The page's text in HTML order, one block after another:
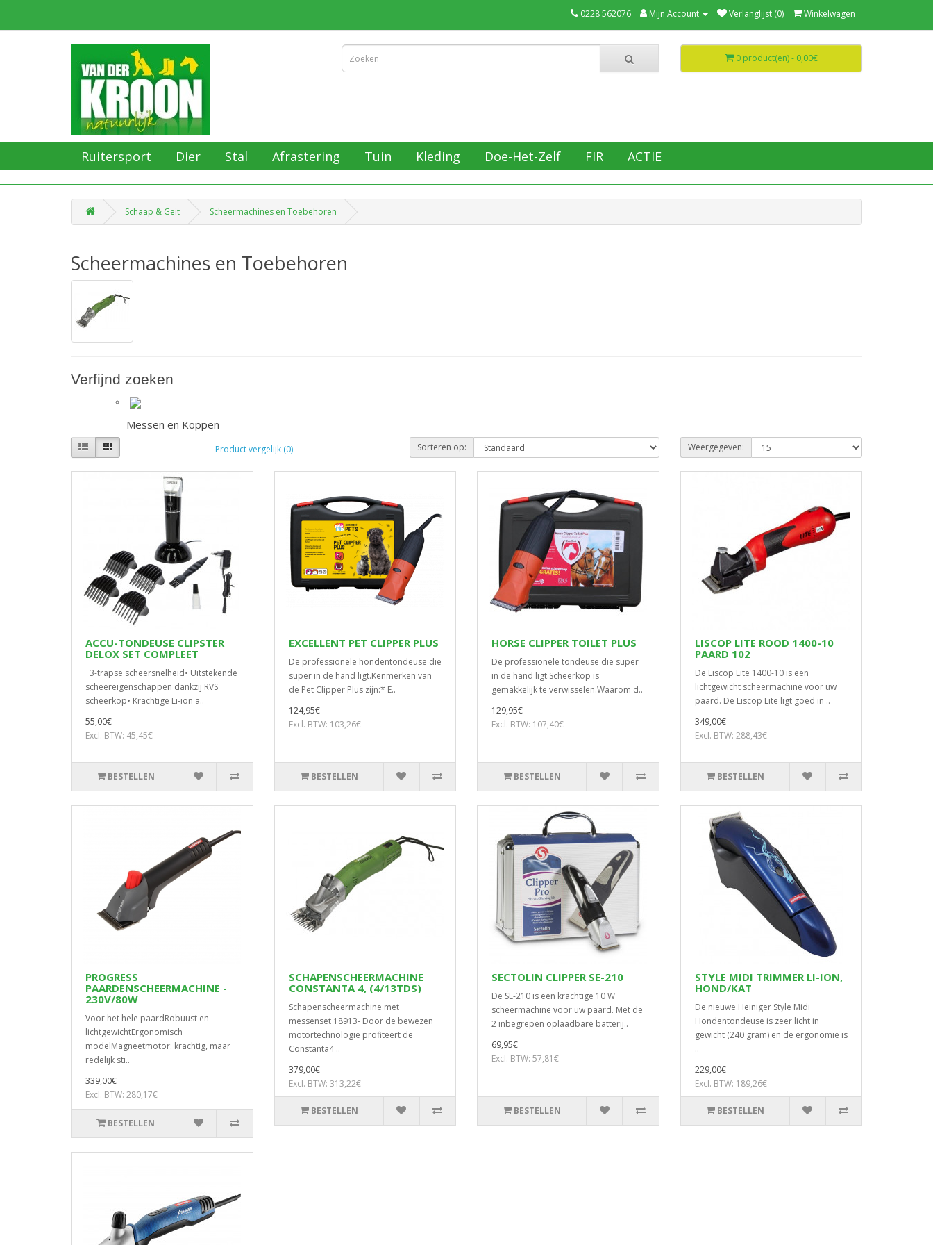
0228 562076 Mijn Account Verlanglijst (0) Winkelwagen
0 product(en) - 0,00€
Ruitersport Dier Stal Afrastering Tuin Kleding Doe-Het-Zelf FIR ACTIE
Schaap & Geit Scheermachines en Toebehoren
Scheermachines en Toebehoren
Verfijnd zoeken
Messen en Koppen
Product vergelijk (0) Sorteren op: Weergegeven:
ACCU-TONDEUSE CLIPSTER
DELOX SET COMPLEET
3-trapse scheersnelheid• Uitstekende
scheereigenschappen dankzij RVS
scheerkop• Krachtige Li-ion a..
55,00€
Excl. BTW: 45,45€
BESTELLEN
EXCELLENT PET CLIPPER PLUS
De professionele hondentondeuse die
super in de hand ligt.Kenmerken van
de Pet Clipper Plus zijn:* E..
124,95€
Excl. BTW: 103,26€
BESTELLEN
HORSE CLIPPER TOILET PLUS
De professionele tondeuse die super
in de hand ligt.Scheerkop is
gemakkelijk te verwisselen.Waarom d..
129,95€
Excl. BTW: 107,40€
BESTELLEN
LISCOP LITE ROOD 1400-10
PAARD 102
De Liscop Lite 1400-10 is een
lichtgewicht scheermachine voor uw
paard. De Liscop Lite ligt goed in ..
349,00€
Excl. BTW: 288,43€
BESTELLEN
PROGRESS
PAARDENSCHEERMACHINE -
230V/80W
Voor het hele paardRobuust en
lichtgewichtErgonomisch
modelMagneetmotor: krachtig, maar
redelijk sti..
339,00€
Excl. BTW: 280,17€
BESTELLEN
SCHAPENSCHEERMACHINE
CONSTANTA 4, (4/13TDS)
Schapenscheermachine met
messenset 18913- Door de bewezen
motortechnologie profiteert de
Constanta4 ..
379,00€
Excl. BTW: 313,22€
BESTELLEN
SECTOLIN CLIPPER SE-210
De SE-210 is een krachtige 10 W
scheermachine voor uw paard. Met de
2 inbegrepen oplaadbare batterij..
69,95€
Excl. BTW: 57,81€
BESTELLEN
STYLE MIDI TRIMMER LI-ION,
HOND/KAT
De nieuwe Heiniger Style Midi
Hondentondeuse is zeer licht in
gewicht (240 gram) en de ergonomie is
..
229,00€
Excl. BTW: 189,26€
BESTELLEN